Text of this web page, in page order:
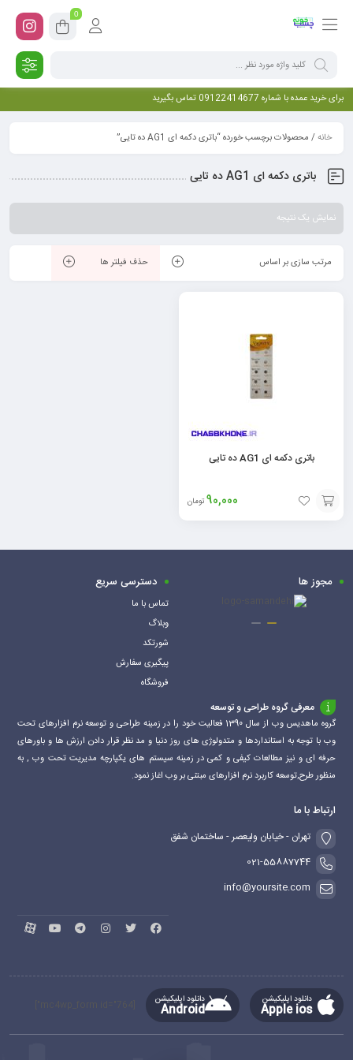
0
برای خرید عمده با شماره 09122414677 تماس بگیرید
خانه/ محصولات برچسب خورده “باتری دکمه ای AG1 ده تایی”
باتری دکمه ای AG1 ده تایی
نمایش یک نتیجه
مرتب سازی بر اساس حذف فیلتر ها
باتری دکمه ای AG1 ده تایی
90,000 تومان
افزودن
به
مجوز ها دسترسی سریع
تماس با ما
وبلاگ
شورتکد
پیگیری سفارش
فروشگاه
معرفی گروه طراحی و توسعه
گروه ماهدیس وب از سال 1390 فعالیت خود را در زمینه طراحی و توسعه نرم افزارهای تحت
وب با توجه به استانداردها و متدولوژی های روز دنیا و مد نظر قرار دادن ارزش ها و باورهای
حرفه ای و نیز مطالعات کیفی و کمی در زمینه سیستم های یکپارچه مدیریت تحت وب , به
منظور طرح,توسعه کاربرد نرم افزارهای مبتنی بر وب اغاز نمود.
ارتباط با ما
تهران - خیابان ولیعصر - ساختمان شفق
021-55887744
info@yoursite.com
دانلود اپلیکیشن
Apple ios
دانلود اپلیکیشن
Android